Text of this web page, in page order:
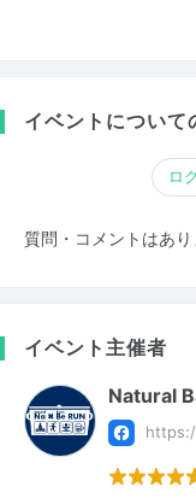
イベントについて
ロ
質問・コメントはあり
イベント主催者
Natural